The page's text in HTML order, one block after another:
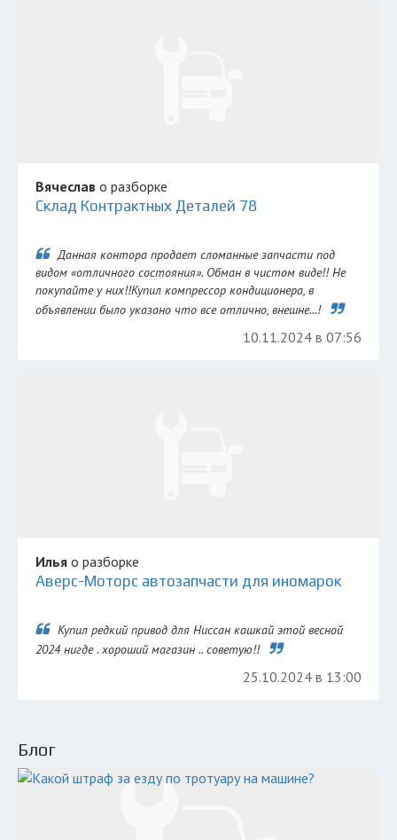
Вячеслав о разборке
Склад Контрактных Деталей 78
Данная контора продает сломанные запчасти под
видом «отличного состояния». Обман в чистом виде!! Не
покупайте у них!!Купил компрессор кондиционера, в
объявлении было указано что все отлично, внешне...!
10.11.2024 в 07:56
Илья о разборке
Аверс-Моторс автозапчасти для иномарок
Купил редкий привод для Ниссан кашкай этой весной
2024 нигде . хороший магазин .. советую!!
25.10.2024 в 13:00
Блог